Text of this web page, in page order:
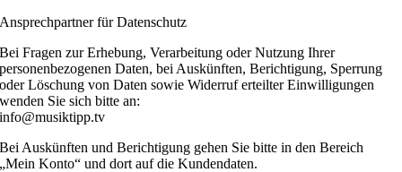
Ansprechpartner für Datenschutz
Bei Fragen zur Erhebung, Verarbeitung oder Nutzung Ihrer
personenbezogenen Daten, bei Auskünften, Berichtigung, Sperrung
oder Löschung von Daten sowie Widerruf erteilter Einwilligungen
wenden Sie sich bitte an:
info@musiktipp.tv
Bei Auskünften und Berichtigung gehen Sie bitte in den Bereich
„Mein Konto“ und dort auf die Kundendaten.